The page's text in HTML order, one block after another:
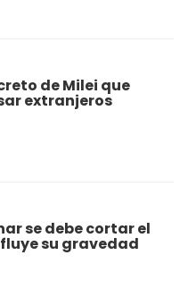
de Milei que
extranjeros
se debe cortar el
su gravedad